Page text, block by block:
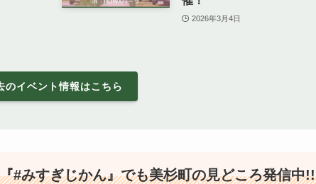
2026年3月4日
のイベント情報はこちら
#みすぎじかん』でも美杉町の見どころ発信中!!